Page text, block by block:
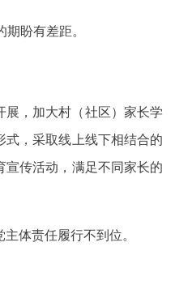
盼有差距。
，加大村（社区）家长学
，采取线上线下相结合的
传活动，满足不同家长的
体责任履行不到位。